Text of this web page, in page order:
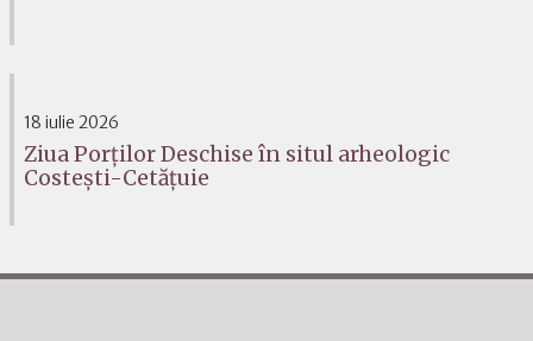
18 iulie 2026
Ziua Porților Deschise în situl arheologic
Costești-Cetățuie